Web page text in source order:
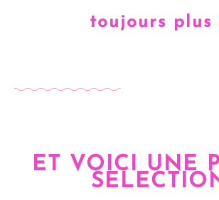
toujours plus
ET VOICI UNE